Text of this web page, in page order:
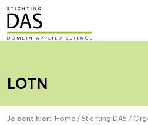
LOTN
Je bent hier: Home / Stichting DAS /